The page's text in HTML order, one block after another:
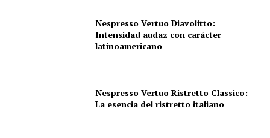
Nespresso Vertuo Diavolitto:
Intensidad audaz con carácter
latinoamericano
Nespresso Vertuo Ristretto Classico:
La esencia del ristretto italiano